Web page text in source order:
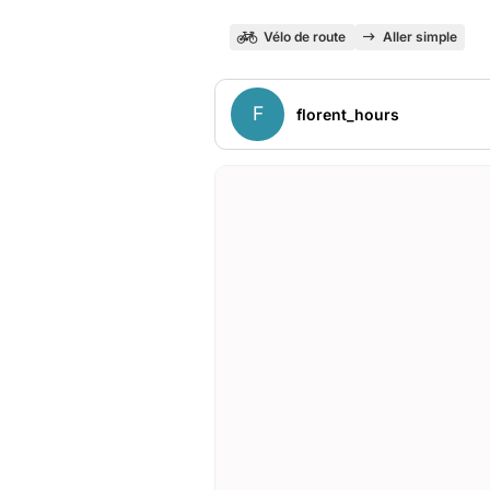
Vélo de route Aller simple
F florent_hours